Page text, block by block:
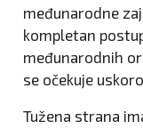
međunarodne
kompletan
međunarodnih
se očekuje
Tužena strana